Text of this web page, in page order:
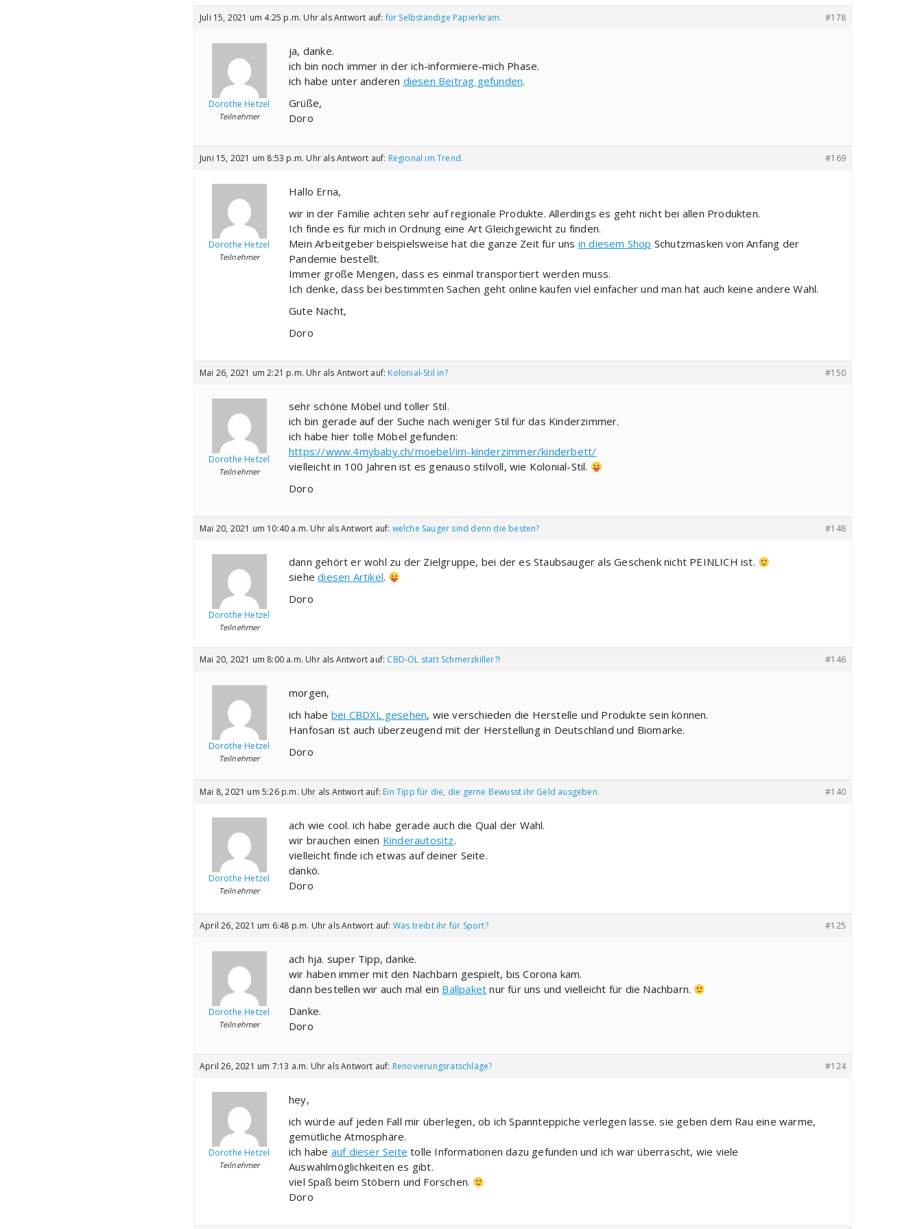
Juli 15, 2021 um 4:25 p.m. Uhr als Antwort auf:für Selbständige Papierkram. #178
Dorothe Hetzel
Teilnehmer
ja, danke.
ich bin noch immer in der ich-informiere-mich Phase.
ich habe unter anderen diesen Beitrag gefunden.
Grüße,
Doro
Juni 15, 2021 um 8:53 p.m. Uhr als Antwort auf: Regional im Trend. #169
Dorothe Hetzel
Teilnehmer
Hallo Erna,
wir in der Familie achten sehr auf regionale Produkte. Allerdings es geht nicht bei allen Produkten.
Ich finde es für mich in Ordnung eine Art Gleichgewicht zu finden.
Mein Arbeitgeber beispielsweise hat die ganze Zeit für uns in diesem Shop Schutzmasken von Anfang der
Pandemie bestellt.
Immer große Mengen, dass es einmal transportiert werden muss.
Ich denke, dass bei bestimmten Sachen geht online kaufen viel einfacher und man hat auch keine andere Wahl.
Gute Nacht,
Doro
Mai 26, 2021 um 2:21 p.m. Uhr als Antwort auf: Kolonial-Stil in? #150
Dorothe Hetzel
Teilnehmer
sehr schöne Möbel und toller Stil.
ich bin gerade auf der Suche nach weniger Stil für das Kinderzimmer.
ich habe hier tolle Möbel gefunden:
https://www.4mybaby.ch/moebel/im-kinderzimmer/kinderbett/
vielleicht in 100 Jahren ist es genauso stilvoll, wie Kolonial-Stil.
Doro
Mai 20, 2021 um 10:40 a.m. Uhr als Antwort auf: welche Sauger sind denn die besten? #148
Dorothe Hetzel
Teilnehmer
dann gehört er wohl zu der Zielgruppe, bei der es Staubsauger als Geschenk nicht PEINLICH ist.
siehediesen Artikel.
Doro
Mai 20, 2021 um 8:00 a.m. Uhr als Antwort auf: CBD-ÖL statt Schmerzkiller?! #146
Dorothe Hetzel
Teilnehmer
morgen,
ich habe bei CBDXL gesehen, wie verschieden die Herstelle und Produkte sein können.
Hanfosan ist auch überzeugend mit der Herstellung in Deutschland und Biomarke.
Doro
Mai 8, 2021 um 5:26 p.m. Uhr als Antwort auf: Ein Tipp für die, die gerne Bewusst ihr Geld ausgeben. #140
Dorothe Hetzel
Teilnehmer
ach wie cool. ich habe gerade auch die Qual der Wahl.
wir brauchen einen Kinderautositz.
vielleicht finde ich etwas auf deiner Seite.
dankö.
Doro
April 26, 2021 um 6:48 p.m. Uhr als Antwort auf: Was treibt ihr für Sport? #125
Dorothe Hetzel
Teilnehmer
ach hja. super Tipp, danke.
wir haben immer mit den Nachbarn gespielt, bis Corona kam.
dann bestellen wir auch mal ein Ballpaket nur für uns und vielleicht für die Nachbarn.
Danke.
Doro
April 26, 2021 um 7:13 a.m. Uhr als Antwort auf: Renovierungsratschläge? #124
Dorothe Hetzel
Teilnehmer
hey,
ich würde auf jeden Fall mir überlegen, ob ich Spannteppiche verlegen lasse. sie geben dem Rau eine warme,
gemütliche Atmosphäre.
ich habe auf dieser Seite tolle Informationen dazu gefunden und ich war überrascht, wie viele
Auswahlmöglichkeiten es gibt.
viel Spaß beim Stöbern und Forschen.
Doro